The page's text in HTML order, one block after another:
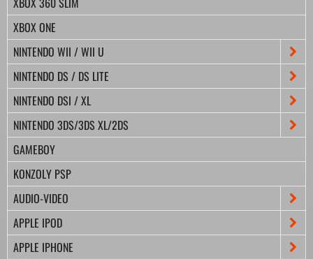
XBOX ONE
NINTENDO WII / WII U
NINTENDO DS / DS LITE
NINTENDO DSI / XL
NINTENDO 3DS/3DS XL/2DS
GAMEBOY
KONZOLY PSP
AUDIO-VIDEO
APPLE IPOD
APPLE IPHONE